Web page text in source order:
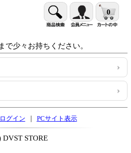
0
で少々お持ちください。
ログイン | PCサイト表示
DVST STORE